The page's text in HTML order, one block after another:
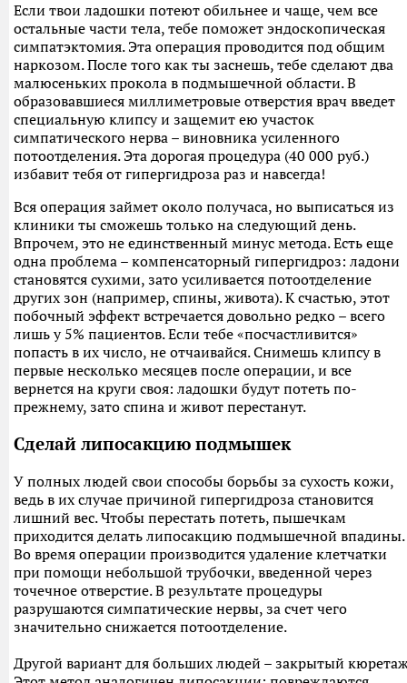
Если твои ладошки потеют обильнее и чаще, чем все
остальные части тела, тебе поможет эндоскопическая
симпатэктомия. Эта операция проводится под общим
наркозом. После того как ты заснешь, тебе сделают два
малюсеньких прокола в подмышечной области. В
образовавшиеся миллиметровые отверстия врач введет
специальную клипсу и защемит ею участок
симпатического нерва – виновника усиленного
потоотделения. Эта дорогая процедура (40 000 руб.)
избавит тебя от гипергидроза раз и навсегда!
Вся операция займет около получаса, но выписаться из
клиники ты сможешь только на следующий день.
Впрочем, это не единственный минус метода. Есть еще
одна проблема – компенсаторный гипергидроз: ладони
становятся сухими, зато усиливается потоотделение
других зон (например, спины, живота). К счастью, этот
побочный эффект встречается довольно редко – всего
лишь у 5% пациентов. Если тебе «посчастливится»
попасть в их число, не отчаивайся. Снимешь клипсу в
первые несколько месяцев после операции, и все
вернется на круги своя: ладошки будут потеть по-
прежнему, зато спина и живот перестанут.
Сделай липосакцию подмышек
У полных людей свои способы борьбы за сухость кожи,
ведь в их случае причиной гипергидроза становится
лишний вес. Чтобы перестать потеть, пышечкам
приходится делать липосакцию подмышечной впадины.
Во время операции производится удаление клетчатки
при помощи небольшой трубочки, введенной через
точечное отверстие. В результате процедуры
разрушаются симпатические нервы, за счет чего
значительно снижается потоотделение.
Другой вариант для больших людей – закрытый